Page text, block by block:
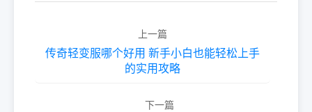
上一篇
传奇轻变服哪个好用 新手小白也能轻松上手
的实用攻略
下一篇